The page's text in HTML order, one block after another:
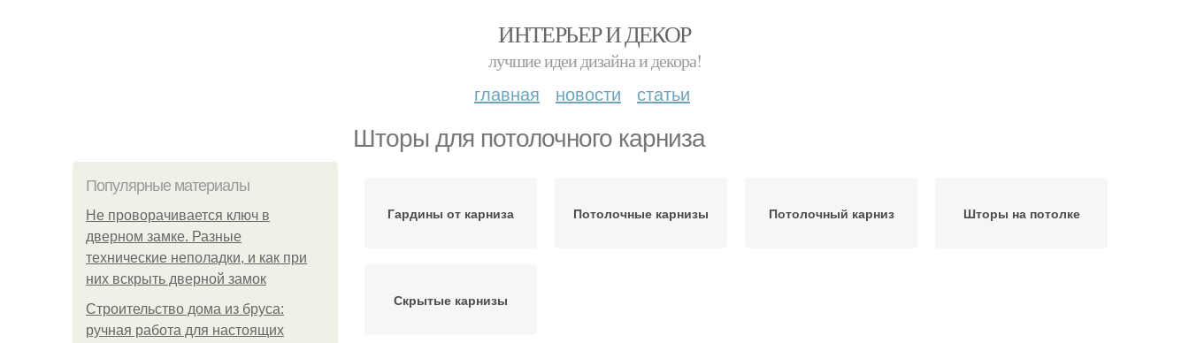
ИНТЕРЬЕР И ДЕКОР
лучшие идеи дизайна и декора!
главная новости статьи
Шторы для потолочного карниза
Популярные материалы
Не проворачивается ключ в
дверном замке. Разные
технические неполадки, и как при
них вскрыть дверной замок
Строительство дома из бруса:
ручная работа для настоящих
Гардины от карниза Потолочные карнизы Потолочный карниз Шторы на потолке
Скрытые карнизы